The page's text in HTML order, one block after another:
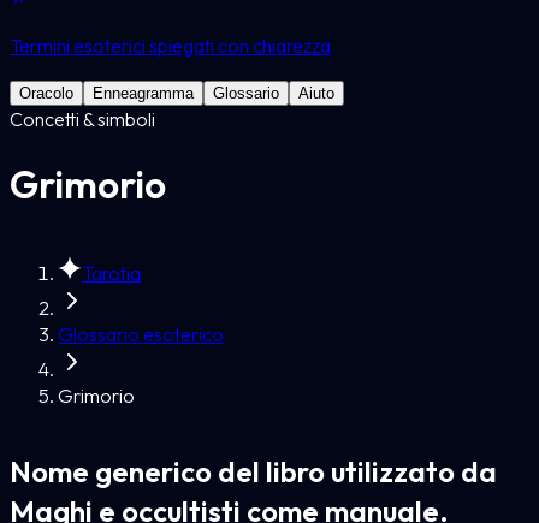
Termini esoterici spiegati con chiarezza
Oracolo Enneagramma Glossario Aiuto
Concetti & simboli
Grimorio
Tarotia
Glossario esoterico
Grimorio
Nome generico del libro utilizzato da
Maghi e occultisti come manuale.